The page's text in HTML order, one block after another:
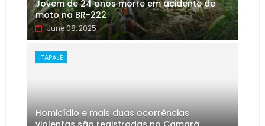
Jovem de 24 anos morre em acidente de
moto na BR-222
June 08, 2025
ITAPAJÉ
Homicídio e mais duas ocorrências